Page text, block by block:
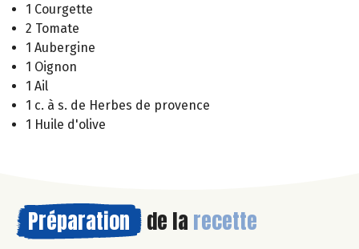
1 Courgette
2 Tomate
1 Aubergine
1 Oignon
1 Ail
1 c. à s. de Herbes de provence
1 Huile d'olive
Préparation de la recette